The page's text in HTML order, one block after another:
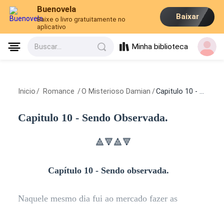
Buenovela
Baixe o livro gratuitamente no
aplicativo
Baixar
Buscar... Minha biblioteca
Inicio / Romance /O Misterioso Damian /Capitulo 10 - Sendo Observada.
Capitulo 10 - Sendo Observada.
🔺🔻🔺🔻
Capítulo 10 - Sendo observada.
Naquele mesmo dia fui ao mercado fazer as